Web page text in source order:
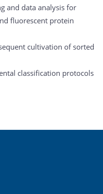
and data analysis for
fluorescent protein
cultivation of sorted
classification protocols